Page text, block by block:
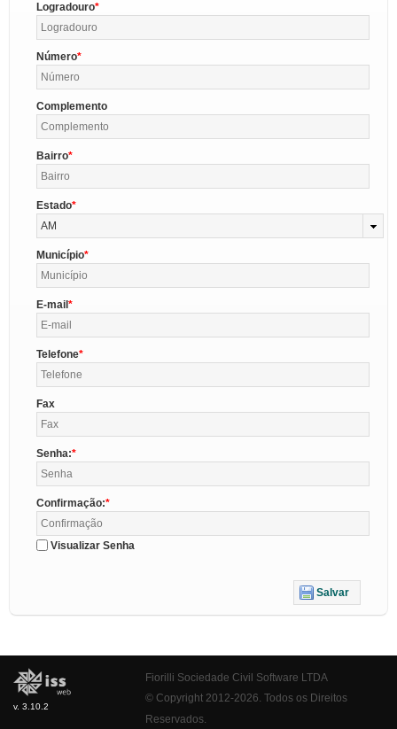
Logradouro
Número
Complemento
Bairro
Estado
AM
Município
E-mail
Telefone
Fax
Senha:
Confirmação:
Visualizar Senha
Salvar
v. 3.10.2
Fiorilli Sociedade Civil Software LTDA
© Copyright 2012-2026. Todos os Direitos
Reservados.